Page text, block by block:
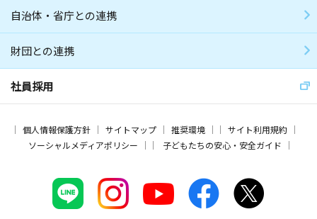
自治体・省庁との連携
財団との連携
社員採用
個人情報保護方針 サイトマップ 推奨環境
サイト利用規約
ソーシャルメディアポリシー
子どもたちの安心・安全ガイド